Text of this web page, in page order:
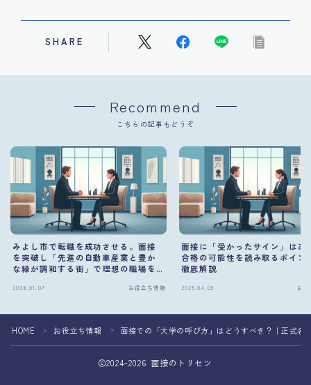
SHARE
Recommend
こちらの記事もどうぞ
みよし市で転職を成功させる。面接
を突破し「先進の自動車産業と豊か
な緑が調和する街」で理想の職場を
2026.01.07 お役立ち情報
面接に「受かったサイン」はあ
合格の可能性を読み取るポイン
徹底解説
2025.04.05 お
HOME ＞ お役立ち情報 ＞ 面接での「大学の呼び方」はどうすべき？｜正式
2024–2026 面接のトリセツ